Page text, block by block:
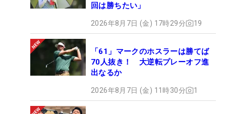
回は勝ちたい」
2026年8月7日 (金) 17時29分 19
「61」マークのホスラーは勝てば
70人抜き！ 大逆転プレーオフ進
出なるか
2026年8月7日 (金) 11時30分 1